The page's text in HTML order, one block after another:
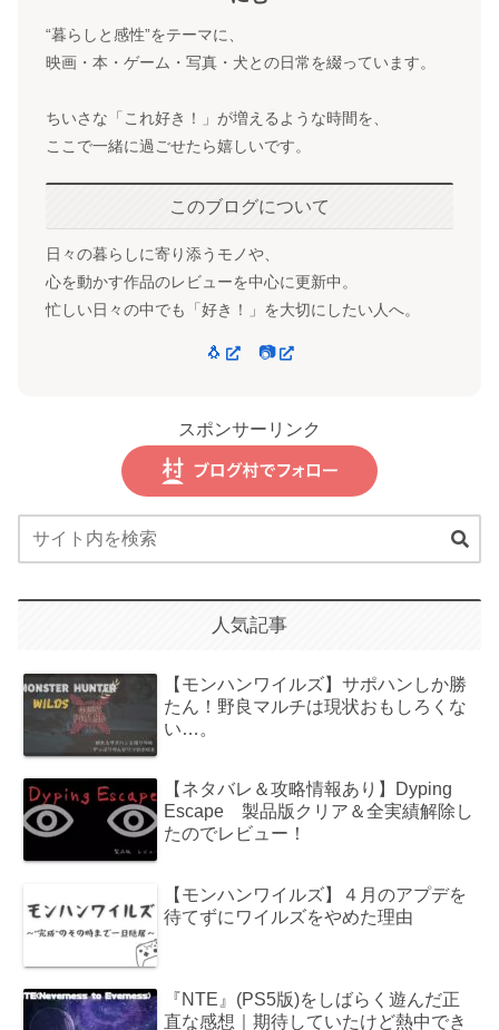
“暮らしと感性”をテーマに、
映画・本・ゲーム・写真・犬との日常を綴っています。
ちいさな「これ好き！」が増えるような時間を、
ここで一緒に過ごせたら嬉しいです。
このブログについて
日々の暮らしに寄り添うモノや、
心を動かす作品のレビューを中心に更新中。
忙しい日々の中でも「好き！」を大切にしたい人へ。
🐧 📷
スポンサーリンク
人気記事
【モンハンワイルズ】サポハンしか勝
たん！野良マルチは現状おもしろくな
い…。
【ネタバレ＆攻略情報あり】Dyping
Escape 製品版クリア＆全実績解除し
たのでレビュー！
【モンハンワイルズ】４月のアプデを
待てずにワイルズをやめた理由
『NTE』(PS5版)をしばらく遊んだ正
直な感想｜期待していたけど熱中でき